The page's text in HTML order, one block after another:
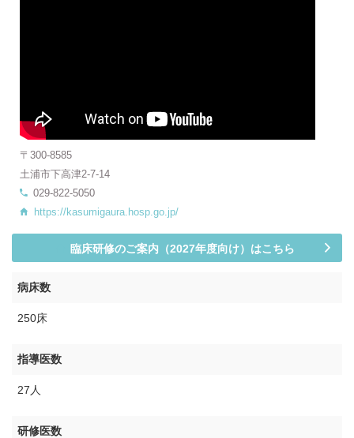
〒300-8585
土浦市下高津2-7-14
029-822-5050
https://kasumigaura.hosp.go.jp/
臨床研修のご案内（2027年度向け）はこちら
病床数
250床
指導医数
27人
研修医数